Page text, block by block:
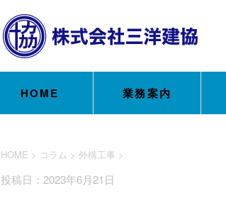
HOME 業務案内
HOME > コラム > 外構工事 >
投稿日：2023年6月21日